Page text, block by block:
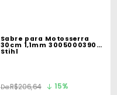
Sabre para Motosserra
30cm 1,1mm 30050003905
Stihl
R$206,64 15%